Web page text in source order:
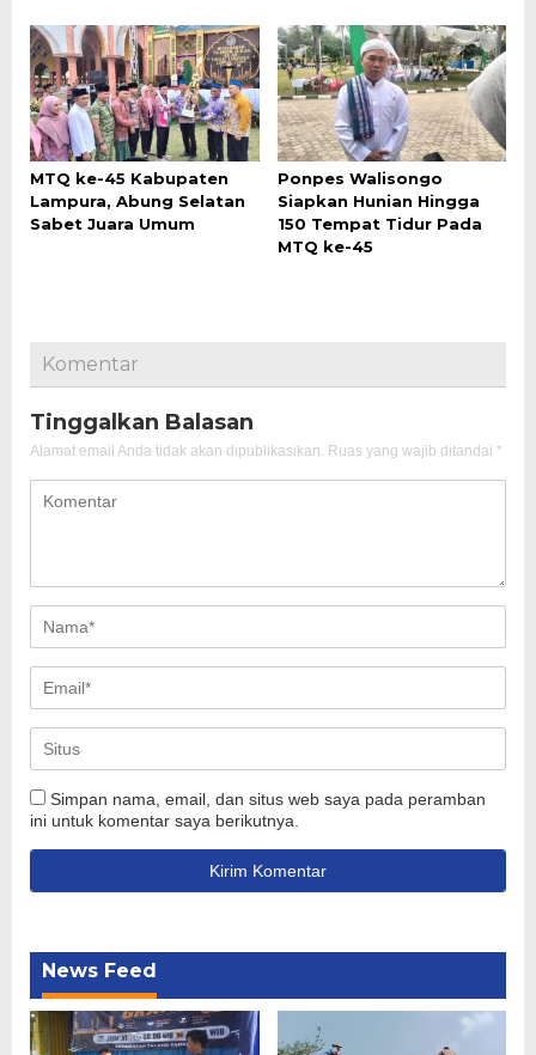
MTQ ke-45 Kabupaten
Lampura, Abung Selatan
Sabet Juara Umum
Ponpes Walisongo
Siapkan Hunian Hingga
150 Tempat Tidur Pada
MTQ ke-45
Komentar
Tinggalkan Balasan
Alamat email Anda tidak akan dipublikasikan. Ruas yang wajib ditandai *
Simpan nama, email, dan situs web saya pada peramban
ini untuk komentar saya berikutnya.
News Feed